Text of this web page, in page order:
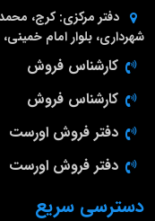
دسترسی سریع
دفتر مرکزی: کرج،
شهرداری، بلوار امام خمینی،
کارشناس فروش
کارشناس فروش
دفتر فروش اورست
دفتر فروش اورست